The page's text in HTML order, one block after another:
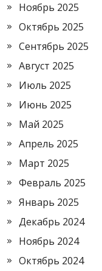
Ноябрь 2025
Октябрь 2025
Сентябрь 2025
Август 2025
Июль 2025
Июнь 2025
Май 2025
Апрель 2025
Март 2025
Февраль 2025
Январь 2025
Декабрь 2024
Ноябрь 2024
Октябрь 2024